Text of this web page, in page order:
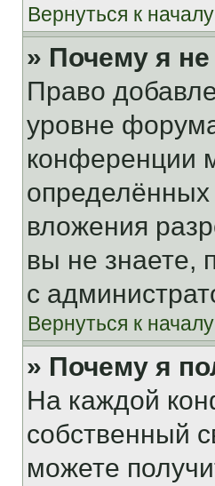
Вернуться к началу
» Почему я
Право
уровне
конференции
вложения
вы не знаете,
с
Вернуться к началу
» Почему я
На каждой
собственный
можете